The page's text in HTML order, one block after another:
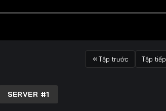
Tập trước Tập tiếp
SERVER #1